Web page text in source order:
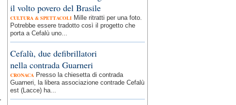
il volto povero del Brasile
CULTURA & SPETTACOLI Mille ritratti per una foto.
Potrebbe essere tradotto così il progetto che
porta a Cefalù uno...
Cefalù, due defibrillatori
nella contrada Guarneri
CRONACA Presso la chiesetta di contrada
Guarneri, la libera associazione contrade Cefalù
est (Lacce) ha...